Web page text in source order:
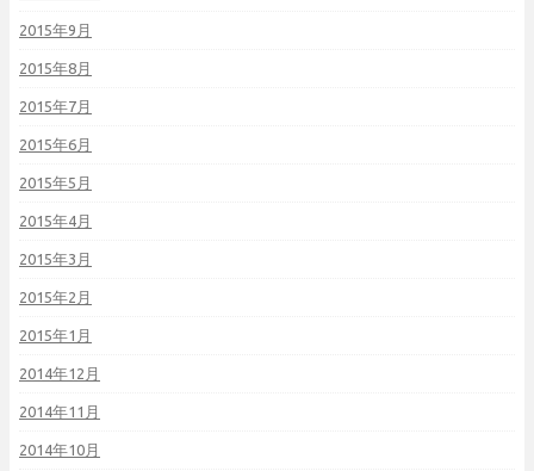
2015年9月
2015年8月
2015年7月
2015年6月
2015年5月
2015年4月
2015年3月
2015年2月
2015年1月
2014年12月
2014年11月
2014年10月